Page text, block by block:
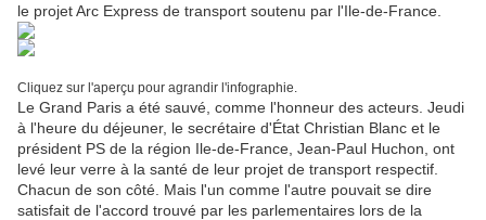
le projet Arc Express de transport soutenu par l'Ile-de-France.
Cliquez sur l'aperçu pour agrandir l'infographie.
Le Grand Paris a été sauvé, comme l'honneur des acteurs. Jeudi
à l'heure du déjeuner, le secrétaire d'État Christian Blanc et le
président PS de la région Ile-de-France, Jean-Paul Huchon, ont
levé leur verre à la santé de leur projet de transport respectif.
Chacun de son côté. Mais l'un comme l'autre pouvait se dire
satisfait de l'accord trouvé par les parlementaires lors de la